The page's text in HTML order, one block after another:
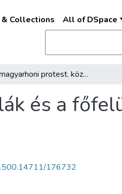
Collections All of DSpace
A magyarhoni protest. középiskolák és a főfelügyelet kérdése /
és a
176732